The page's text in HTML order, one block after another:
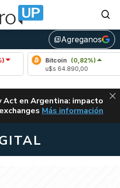
library_addAgreganos
Bitcoin
(0,82%)
u$s 64.890,00
ALERTAen Argentina: impacto
CLARITY ACT EN
Más información